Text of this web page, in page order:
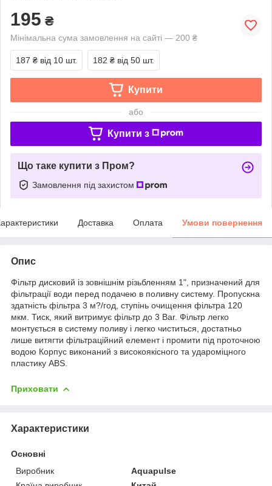
195 ₴
Мінімальна сума замовлення на сайті — 200 ₴
187 ₴ від 10 шт. 182 ₴ від 50 шт.
Купити
або
Купити з
Що таке купити з Пром?
Замовлення під захистом
Доставка Оплата Умови повернення
Опис
Фільтр дисковий із зовнішнім різьбленням 1", призначений для
фільтрації води перед подачею в поливну систему. Пропускна
здатність фільтра 3 м?/год, ступінь очищення фільтра 120
мкм. Тиск, який витримує фільтр до 3 Bar. Фільтр легко
монтується в систему поливу і легко чиститься, достатньо
лише витягти фільтраційний елемент і промити під проточною
водою Корпус виконаний з високоякісного та удароміцного
пластику ABS.
Приховати
Характеристики
Основні
Виробник
Aquapulse